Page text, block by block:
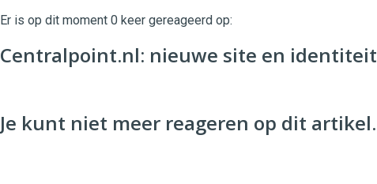
Digital
96 54
Er is op dit moment 0 keer gereageerd op:
Centralpoint.nl: nieuwe site en identiteit
Je kunt niet meer reageren op dit artikel.